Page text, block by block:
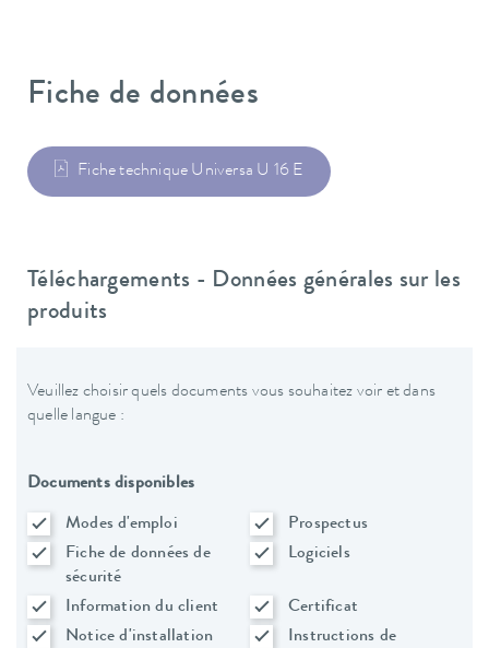
Fiche de données
Fiche technique Universa U 16 E
Téléchargements - Données générales sur les
produits
Veuillez choisir quels documents vous souhaitez voir et dans
quelle langue :
Documents disponibles
Modes d'emploi
Prospectus
Fiche de données de
sécurité
Logiciels
Information du client
Certificat
Notice d'installation
Instructions de